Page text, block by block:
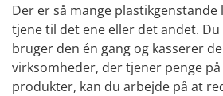
Der er så mange
tjene til det ene eller det andet.
bruger den én gang og kasserer
virksomheder, der tjener penge
produkter, kan du arbejde på at